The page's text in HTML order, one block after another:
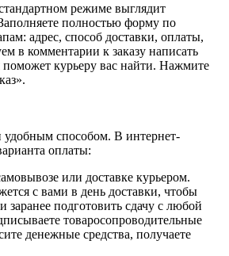
режиме выглядит
полностью форму по
адрес, способ доставки, оплаты,
в комментарии к заказу написать
курьеру вас найти. Нажмите
удобным способом. В интернет-
оплаты:
или доставке курьером.
с вами в день доставки, чтобы
заранее подготовить сдачу с любой
товаросопроводительные
денежные средства, получаете